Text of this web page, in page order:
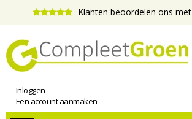
Klanten beoordelen ons
Inloggen
Een account aanmaken